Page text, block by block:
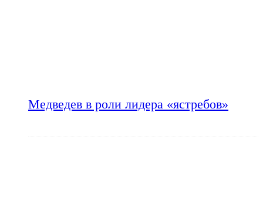
Медведев в роли лидера «ястребов»